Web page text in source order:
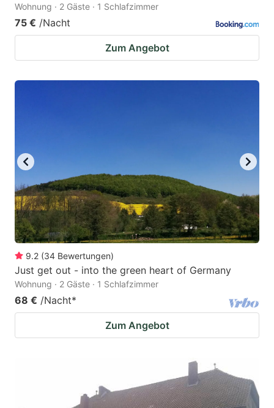
Wohnung · 2 Gäste · 1 Schlafzimmer
75 € /Nacht
Zum Angebot
9.2 (34 Bewertungen)
Just get out - into the green heart of Germany
Wohnung · 2 Gäste · 1 Schlafzimmer
68 € /Nacht*
Zum Angebot